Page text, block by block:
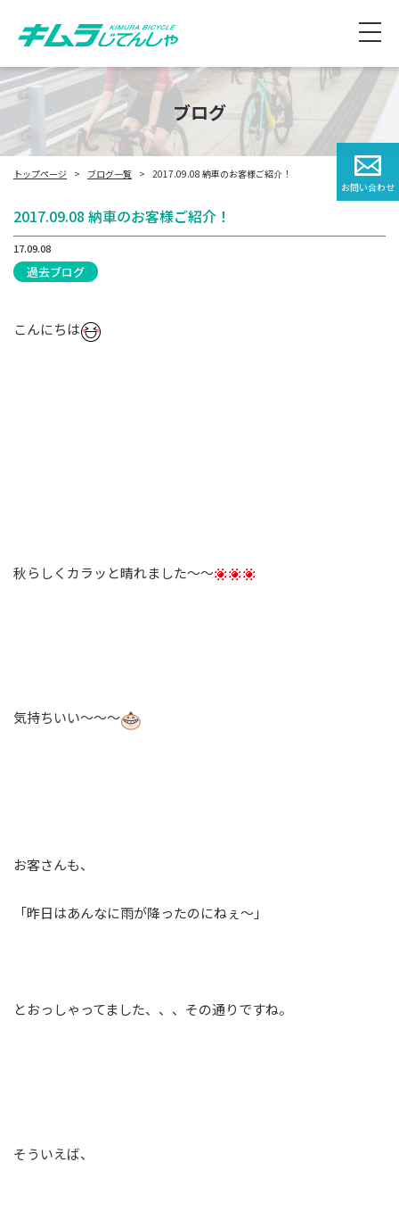
ブログ
トップページ ブログ一覧 2017.09.08 納車のお客様ご紹介！
2017.09.08 納車のお客様ご紹介！
17.09.08
過去ブログ
こんにちは
秋らしくカラッと晴れました～～
気持ちいい～～～
お客さんも、
「昨日はあんなに雨が降ったのにねぇ～」
とおっしゃってました、、、その通りですね。
そういえば、
お問い合わせ